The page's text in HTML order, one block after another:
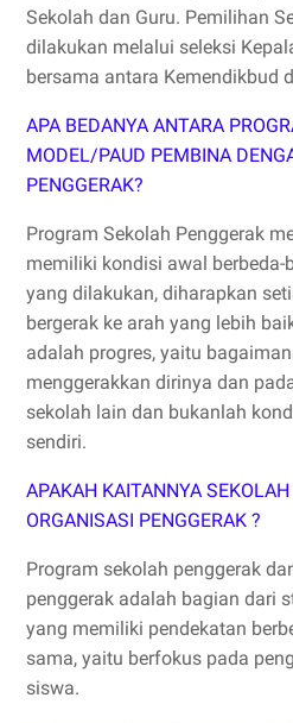
Sekolah dan Guru. Pemilihan
dilakukan melalui seleksi
bersama antara Kemendikbud
APA BEDANYA ANTARA
MODEL/PAUD PEMBINA
PENGGERAK?
Program Sekolah Penggerak
memiliki kondisi awal berbeda-
yang dilakukan, diharapkan
bergerak ke arah yang lebih
adalah progres, yaitu
menggerakkan dirinya dan
sekolah lain dan bukanlah
sendiri.
APAKAH KAITANNYA
ORGANISASI PENGGERAK ?
Program sekolah penggerak
penggerak adalah bagian dari
yang memiliki pendekatan
sama, yaitu berfokus pada
siswa.